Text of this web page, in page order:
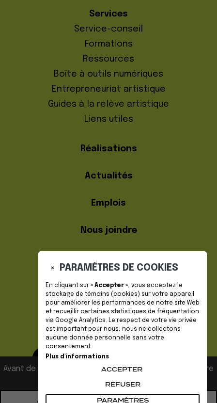
Services
Service-conseil
Formations
Ressources
Boîte à outils numériques
Entrepreneuriat artistique
Guides à la relève artistique
Liens utiles
Réalisations
Actualités
Emplois
Nous joindre
DEVENIR MEMBRE
© 2026 Culture Mauricie | Tous droits réservés. |
Avant de naviguer sur notre site, veuillez accepter notre
ACCEPTER ET POURSUIVRE LA
× PARAMÈTRES DE COOKIES
En cliquant sur « Accepter », vous acceptez le
stockage de témoins (cookies) sur votre appareil
pour améliorer les performances de notre site Web
et recueillir certaines statistiques de fréquentation
via Google Analytics. Le respect de votre vie privée
est important pour nous, nous ne collectons
aucune donnée personnelle sans votre
consentement.
Plus d'informations
ACCEPTER
REFUSER
PARAMÈTRES